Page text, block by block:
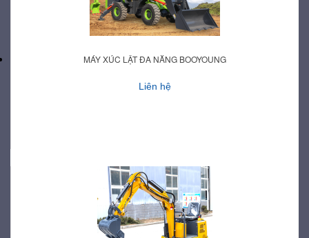
MÁY XÚC LẬT ĐA NĂNG BOOYOUNG
Liên hệ